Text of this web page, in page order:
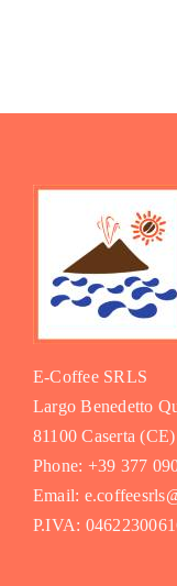
E-Coffee SRLS
Largo Benedetto
81100 Caserta (CE)
Phone: +39 377
Email:
P.IVA: